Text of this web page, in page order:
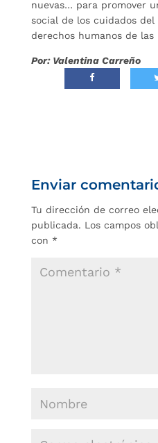
nuevas… para promover
social de los cuidados
derechos humanos de las
Por: Valentina Carreño
Enviar
Tu dirección de correo
publicada. Los campos
con *